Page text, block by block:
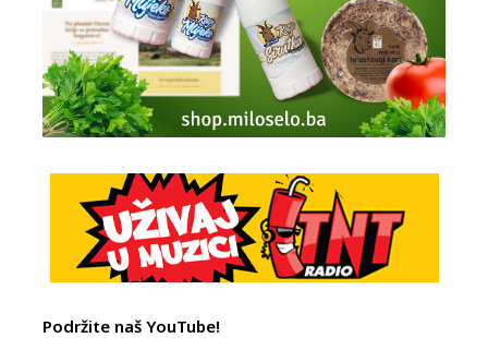
Podržite naš YouTube!